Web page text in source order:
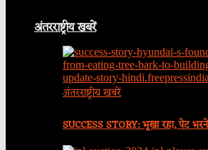
अंतरराष्ट्रीय खबरें
अंतरराष्ट्रीय खबरें
SUCCESS STORY: भूखा रहा, पेट